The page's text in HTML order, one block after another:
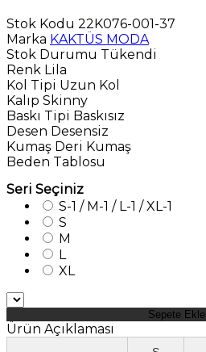
Stok Kodu 22K076-001-37
Marka KAKTÜS MODA
Stok Durumu Tükendi
Renk Lila
Kol Tipi Uzun Kol
Kalıp Skinny
Baskı Tipi Baskısız
Desen Desensiz
Kumaş Deri Kumaş
Beden Tablosu
Seri Seçiniz
S-1 / M-1 / L-1 / XL-1
S
M
L
XL
Sepete Ekle
Ürün Açıklaması